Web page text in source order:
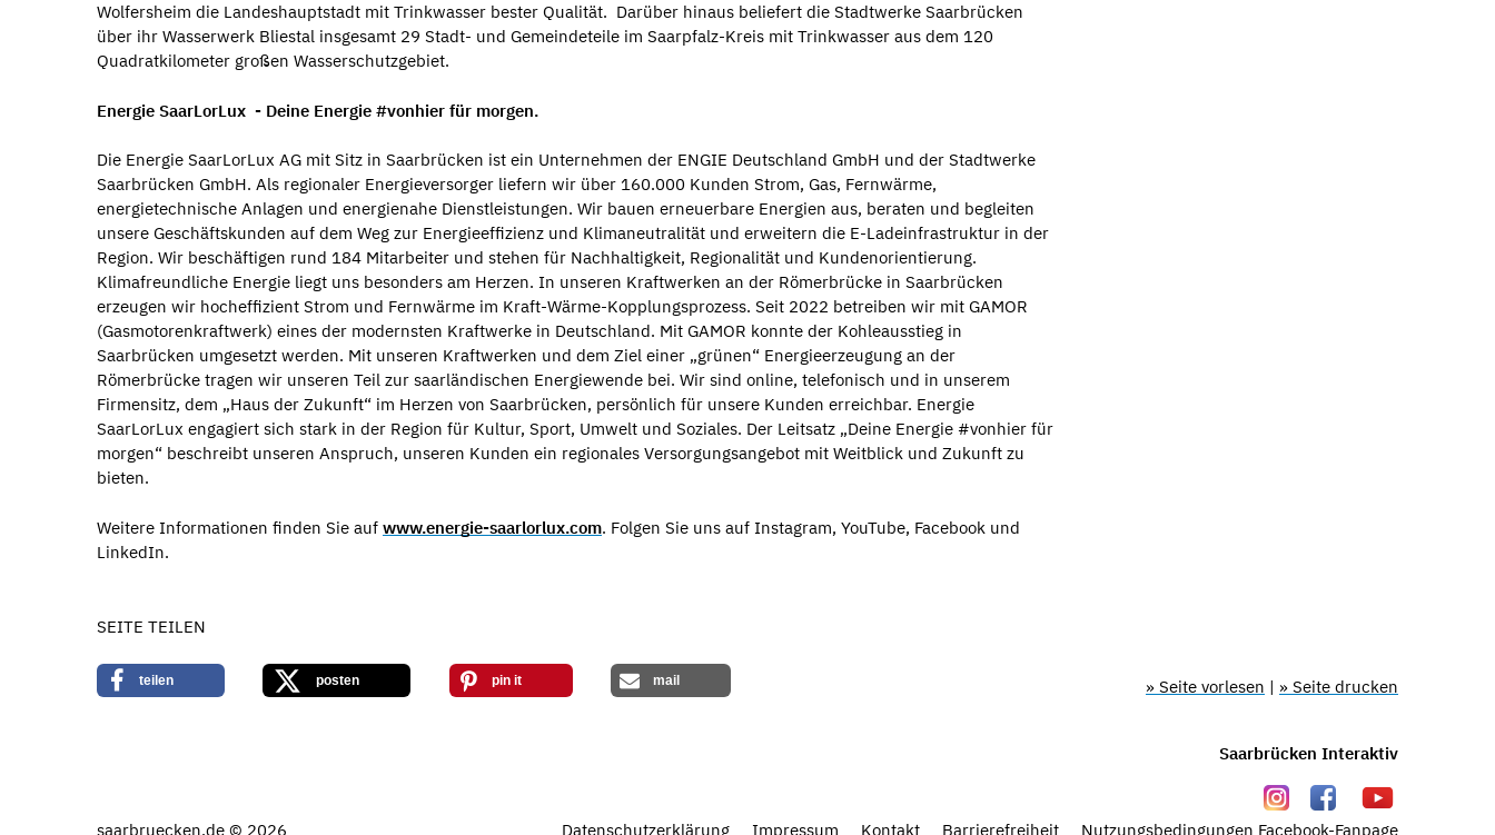
Wolfersheim die Landeshauptstadt mit Trinkwasser bester Qualität. Darüber hinaus beliefert die Stadtwerke Saarbrücken
über ihr Wasserwerk Bliestal insgesamt 29 Stadt- und Gemeindeteile im Saarpfalz-Kreis mit Trinkwasser aus dem 120
Quadratkilometer großen Wasserschutzgebiet.
Energie SaarLorLux - Deine Energie #vonhier für morgen.
Die Energie SaarLorLux AG mit Sitz in Saarbrücken ist ein Unternehmen der ENGIE Deutschland GmbH und der Stadtwerke
Saarbrücken GmbH. Als regionaler Energieversorger liefern wir über 160.000 Kunden Strom, Gas, Fernwärme,
energietechnische Anlagen und energienahe Dienstleistungen. Wir bauen erneuerbare Energien aus, beraten und begleiten
unsere Geschäftskunden auf dem Weg zur Energieeffizienz und Klimaneutralität und erweitern die E-Ladeinfrastruktur in der
Region. Wir beschäftigen rund 184 Mitarbeiter und stehen für Nachhaltigkeit, Regionalität und Kundenorientierung.
Klimafreundliche Energie liegt uns besonders am Herzen. In unseren Kraftwerken an der Römerbrücke in Saarbrücken
erzeugen wir hocheffizient Strom und Fernwärme im Kraft-Wärme-Kopplungsprozess. Seit 2022 betreiben wir mit GAMOR
(Gasmotorenkraftwerk) eines der modernsten Kraftwerke in Deutschland. Mit GAMOR konnte der Kohleausstieg in
Saarbrücken umgesetzt werden. Mit unseren Kraftwerken und dem Ziel einer „grünen“ Energieerzeugung an der
Römerbrücke tragen wir unseren Teil zur saarländischen Energiewende bei. Wir sind online, telefonisch und in unserem
Firmensitz, dem „Haus der Zukunft“ im Herzen von Saarbrücken, persönlich für unsere Kunden erreichbar. Energie
SaarLorLux engagiert sich stark in der Region für Kultur, Sport, Umwelt und Soziales. Der Leitsatz „Deine Energie #vonhier für
morgen“ beschreibt unseren Anspruch, unseren Kunden ein regionales Versorgungsangebot mit Weitblick und Zukunft zu
bieten.
Weitere Informationen finden Sie auf www.energie-saarlorlux.com. Folgen Sie uns auf Instagram, YouTube, Facebook und
LinkedIn.
SEITE TEILEN
teilen posten pin it mail » Seite vorlesen | » Seite drucken
saarbruecken.de © 2026
Saarbrücken Interaktiv
Datenschutzerklärung Impressum Kontakt Barrierefreiheit Nutzungsbedingungen Facebook-Fanpage